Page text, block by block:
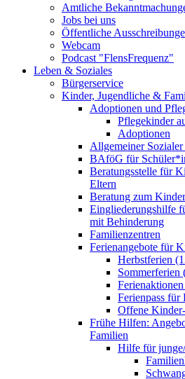
Amtliche
Jobs bei uns
Öffentliche
Webcam
Podcast "FlensFrequenz"
Leben & Soziales
Bürgerservice
Kinder, Jugendliche &
Adoptionen und
Pflegekinder
Adoptionen
Allgemeiner
BAföG für
Beratungsstelle für
Eltern
Beratung zum
Eingliederungshilfe
mit Behinderung
Familienzentren
Ferienangebote für
Herbstferien
Sommerferien
Ferienpass für
Offene
Frühe Hilfen:
Familien
Hilfe für